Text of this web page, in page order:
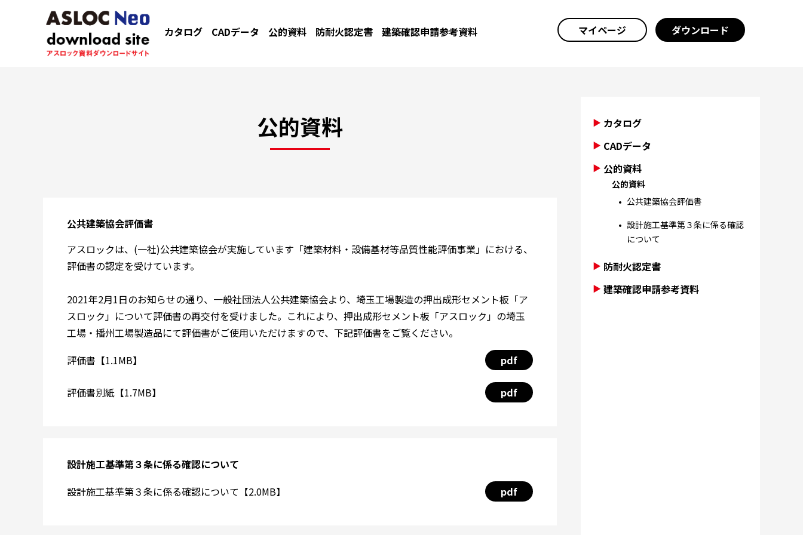
カタログ CADデータ 公的資料 防耐火認定書 建築確認申請参考資料 マイページ ダウンロード
公的資料
公共建築協会評価書
アスロックは、(一社)公共建築協会が実施しています「建築材料・設備基材等品質性能評価事業」における、
評価書の認定を受けています。
2021年2月1日のお知らせの通り、一般社団法人公共建築協会より、埼玉工場製造の押出成形セメント板「ア
スロック」について評価書の再交付を受けました。これにより、押出成形セメント板「アスロック」の埼玉
工場・播州工場製造品にて評価書がご使用いただけますので、下記評価書をご覧ください。
評価書【1.1MB】
pdf
評価書別紙【1.7MB】 pdf
設計施工基準第３条に係る確認について
設計施工基準第３条に係る確認について【2.0MB】
pdf
カタログ
CADデータ
公的資料
公的資料
公共建築協会評価書
設計施工基準第３条に係る確認
について
防耐火認定書
建築確認申請参考資料